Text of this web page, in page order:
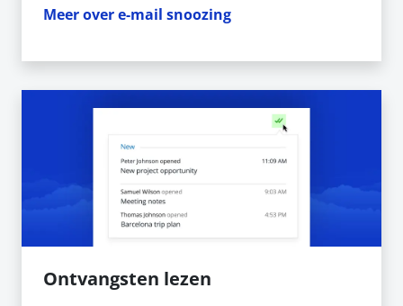
Meer over e-mail snoozing
Ontvangsten lezen